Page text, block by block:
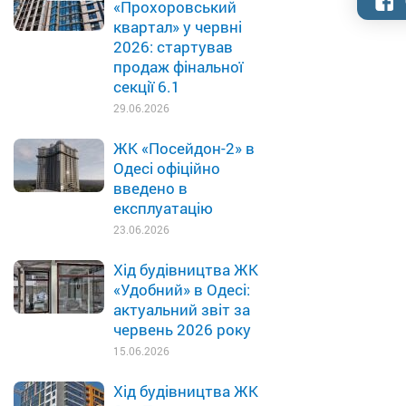
«Прохоровський
квартал» у червні
2026: стартував
продаж фінальної
секції 6.1
29.06.2026
ЖК «Посейдон-2» в
Одесі офіційно
введено в
експлуатацію
23.06.2026
Хід будівництва ЖК
«Удобний» в Одесі:
актуальний звіт за
червень 2026 року
15.06.2026
Хід будівництва ЖК